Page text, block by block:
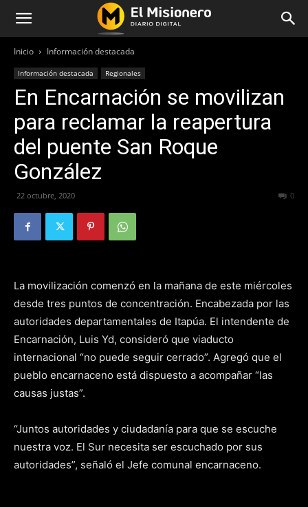
Inicio Información destacada
Información destacada Regionales
En Encarnación se movilizan
para reclamar la reapertura
del puente San Roque
González
22 octubre, 2020 0
La movilización comenzó en la mañana de este miércoles
desde tres puntos de concentración. Encabezada por las
autoridades departamentales de Itapúa. El intendente de
Encarnación, Luis Yd, consideró que viaducto
internacional “no puede seguir cerrado”. Agregó que el
pueblo encarnaceno está dispuesto a acompañar “las
causas justas”.
“Juntos autoridades y ciudadanía para que se escuche
nuestra voz. El Sur necesita ser escuchado por sus
autoridades”, señaló el Jefe comunal encarnaceno.